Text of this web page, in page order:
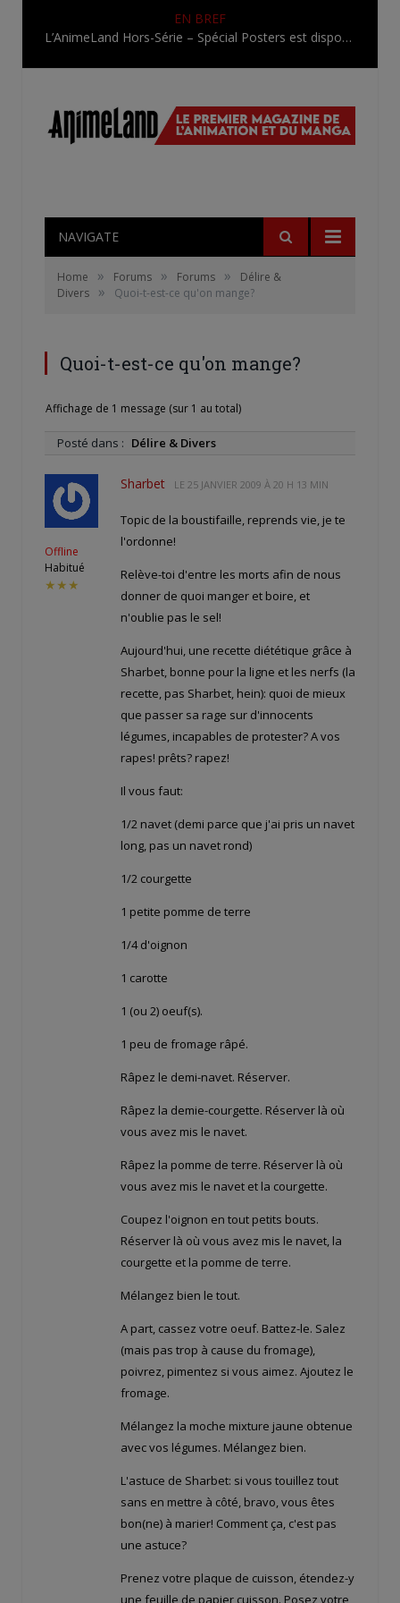
EN BREF
L’AnimeLand Hors-Série – Spécial Posters est disponible !
NAVIGATE
Home » Forums » Forums »
Délire &
Divers
» Quoi-t-est-ce qu'on mange?
Quoi-t-est-ce qu'on mange?
Affichage de 1 message (sur 1 au total)
Posté dans : Délire & Divers
Offline
Habitué
★★★
Sharbet LE 25 JANVIER 2009 À 20 H 13 MIN
Topic de la boustifaille, reprends vie, je te
l'ordonne!
Relève-toi d'entre les morts afin de nous
donner de quoi manger et boire, et
n'oublie pas le sel!
Aujourd'hui, une recette diététique grâce à
Sharbet, bonne pour la ligne et les nerfs (la
recette, pas Sharbet, hein): quoi de mieux
que passer sa rage sur d'innocents
légumes, incapables de protester? A vos
rapes! prêts? rapez!
Il vous faut:
1/2 navet (demi parce que j'ai pris un navet
long, pas un navet rond)
1/2 courgette
1 petite pomme de terre
1/4 d'oignon
1 carotte
1 (ou 2) oeuf(s).
1 peu de fromage râpé.
Râpez le demi-navet. Réserver.
Râpez la demie-courgette. Réserver là où
vous avez mis le navet.
Râpez la pomme de terre. Réserver là où
vous avez mis le navet et la courgette.
Coupez l'oignon en tout petits bouts.
Réserver là où vous avez mis le navet, la
courgette et la pomme de terre.
Mélangez bien le tout.
A part, cassez votre oeuf. Battez-le. Salez
(mais pas trop à cause du fromage),
poivrez, pimentez si vous aimez. Ajoutez le
fromage.
Mélangez la moche mixture jaune obtenue
avec vos légumes. Mélangez bien.
L'astuce de Sharbet: si vous touillez tout
sans en mettre à côté, bravo, vous êtes
bon(ne) à marier! Comment ça, c'est pas
une astuce?
Prenez votre plaque de cuisson, étendez-y
une feuille de papier cuisson. Posez votre